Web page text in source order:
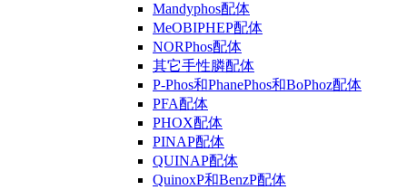
Mandyphos配体
MeOBIPHEP配体
NORPhos配体
其它手性膦配体
P-Phos和PhanePhos和BoPhoz配体
PFA配体
PHOX配体
PINAP配体
QUINAP配体
QuinoxP和BenzP配体